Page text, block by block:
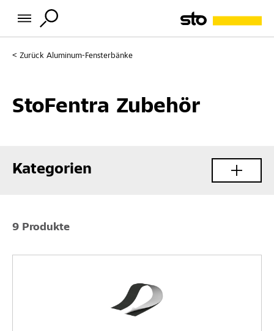
Zurück Aluminum-Fensterbänke
StoFentra Zubehör
Kategorien
9 Produkte